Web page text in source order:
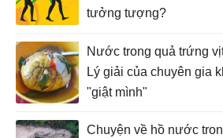
tưởng tượng?
Nước trong quả trứng
Lý giải của chuyên gia
"giật mình"
Chuyện về hồ nước